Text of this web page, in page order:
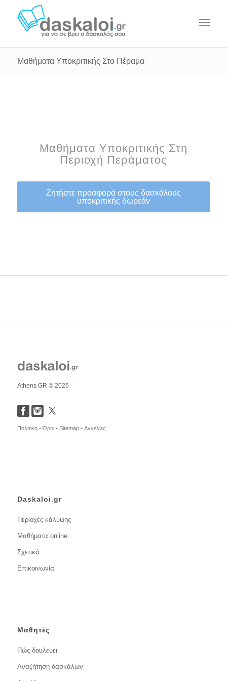
Μαθήματα Υποκριτικής Στο Πέραμα
Μαθήματα Υποκριτικής Στη
Περιοχή Περάματος
Ζητήστε προσφορά στους δασκάλους
υποκριτικής δωρεάν
Athens GR © 2026
Πολιτική •Όροι • Sitemap • Αγγελίες
Daskaloi.gr
Περιοχές κάλυψης
Μαθήματα online
Σχετικά
Επικοινωνία
Μαθητές
Πώς δουλεύει
Αναζήτηση δασκάλων